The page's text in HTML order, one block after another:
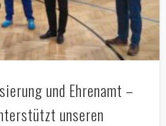
und Ehrenamt –
unseren